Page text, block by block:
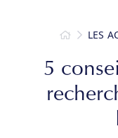
LES
5